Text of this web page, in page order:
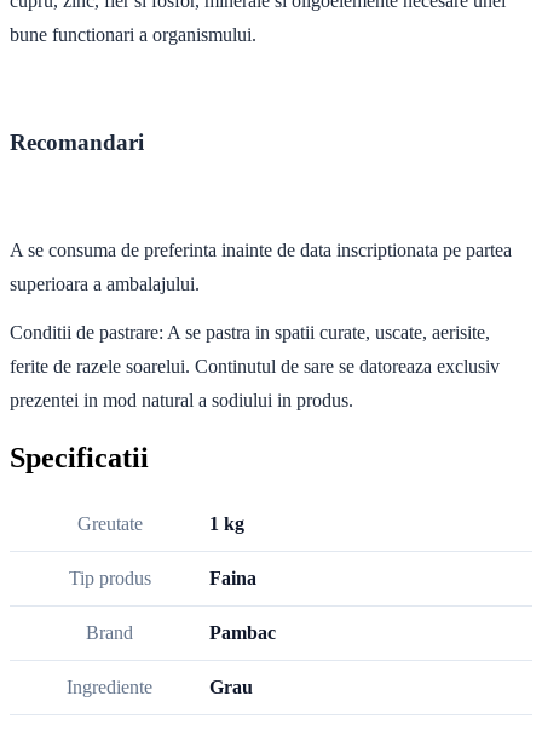
bune functionari a organismului.
Recomandari
A se consuma de preferinta inainte de data inscriptionata pe partea
superioara a ambalajului.
Conditii de pastrare: A se pastra in spatii curate, uscate, aerisite,
ferite de razele soarelui. Continutul de sare se datoreaza exclusiv
prezentei in mod natural a sodiului in produs.
Specificatii
Greutate 1 kg
Tip produs Faina
Brand Pambac
Ingrediente Grau